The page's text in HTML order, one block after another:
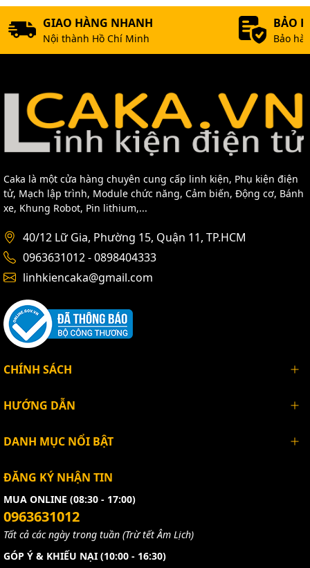
GIAO HÀNG NHANH
Nội thành Hồ Chí Minh
BẢO
Bảo
Caka là một cửa hàng chuyên cung cấp linh kiện, Phụ kiện điện
tử, Mạch lập trình, Module chức năng, Cảm biến, Động cơ, Bánh
xe, Khung Robot, Pin lithium,...
40/12 Lữ Gia, Phường 15, Quận 11, TP.HCM
0963631012 - 0898404333
linhkiencaka@gmail.com
CHÍNH SÁCH
HƯỚNG DẪN
DANH MỤC NỔI BẬT
ĐĂNG KÝ NHẬN TIN
MUA ONLINE (08:30 - 17:00)
0963631012
Tất cả các ngày trong tuần (Trừ tết Âm Lịch)
GÓP Ý & KHIẾU NẠI (10:00 - 16:30)